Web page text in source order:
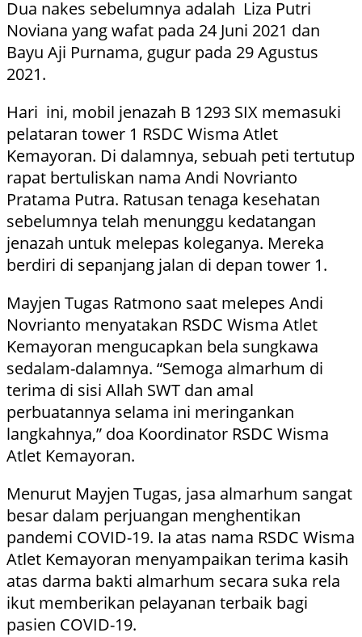
Dua nakes sebelumnya adalah Liza Putri
Noviana yang wafat pada 24 Juni 2021 dan
Bayu Aji Purnama, gugur pada 29 Agustus
2021.
Hari ini, mobil jenazah B 1293 SIX memasuki
pelataran tower 1 RSDC Wisma Atlet
Kemayoran. Di dalamnya, sebuah peti tertutup
rapat bertuliskan nama Andi Novrianto
Pratama Putra. Ratusan tenaga kesehatan
sebelumnya telah menunggu kedatangan
jenazah untuk melepas koleganya. Mereka
berdiri di sepanjang jalan di depan tower 1.
Mayjen Tugas Ratmono saat melepes Andi
Novrianto menyatakan RSDC Wisma Atlet
Kemayoran mengucapkan bela sungkawa
sedalam-dalamnya. “Semoga almarhum di
terima di sisi Allah SWT dan amal
perbuatannya selama ini meringankan
langkahnya,” doa Koordinator RSDC Wisma
Atlet Kemayoran.
Menurut Mayjen Tugas, jasa almarhum sangat
besar dalam perjuangan menghentikan
pandemi COVID-19. Ia atas nama RSDC Wisma
Atlet Kemayoran menyampaikan terima kasih
atas darma bakti almarhum secara suka rela
ikut memberikan pelayanan terbaik bagi
pasien COVID-19.